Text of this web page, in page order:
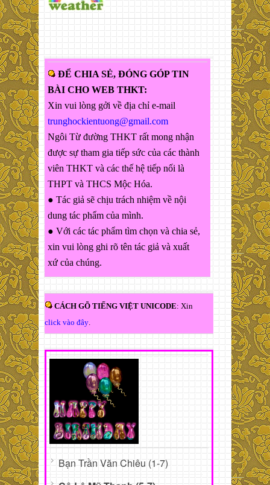
ĐỂ CHIA SẺ, ĐÓNG GÓP TIN
BÀI CHO WEB THKT:
Xin vui lòng gởi về địa chỉ e-mail
trunghockientuong@gmail.com
Ngôi Từ đường THKT rất mong nhận
được sự tham gia tiếp sức của các thành
viên THKT và các thế hệ tiếp nối là
THPT và THCS Mộc Hóa.
● Tác giả sẽ chịu trách nhiệm về nội
dung tác phẩm của mình.
● Với các tác phẩm tìm chọn và chia sẻ,
xin vui lòng ghi rõ tên tác giả và xuất
xứ của chúng.
CÁCH GÕ TIẾNG VIỆT UNICODE: Xin
click vào đây
Bạn Trần Văn Chiêu (1-7)